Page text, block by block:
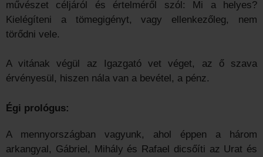
művészet céljáról és értelméről szól: Mi a helyes?
Kielégíteni a tömegigényt, vagy ellenkezőleg, nem
törődni vele.
A vitának végül az Igazgató vet véget, az ő szava
érvényesül, hiszen nála van a bevétel, a pénz.
Égi prológus:
A mennyországban vagyunk, ahol éppen a három
arkangyal, Gábriel, Mihály és Rafael dicsőíti az Urat és